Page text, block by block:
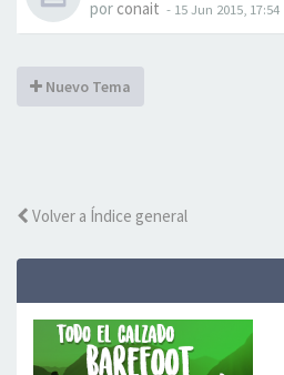
por conait - 15 Jun 2015, 17:54
Nuevo Tema
Volver a Índice general